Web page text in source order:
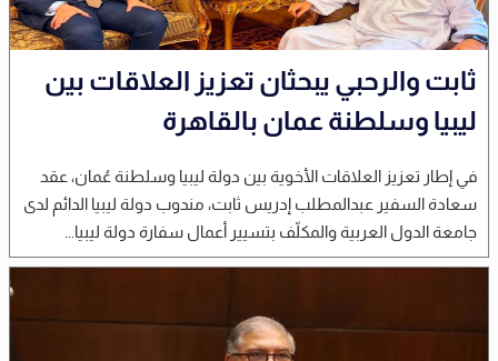
ثابت والرحبي يبحثان تعزيز العلاقات بين
ليبيا وسلطنة عمان بالقاهرة
في إطار تعزيز العلاقات الأخوية بين دولة ليبيا وسلطنة عُمان، عقد
سعادة السفير عبدالمطلب إدريس ثابت، مندوب دولة ليبيا الدائم لدى
جامعة الدول العربية والمكلّف بتسيير أعمال سفارة دولة ليبيا...